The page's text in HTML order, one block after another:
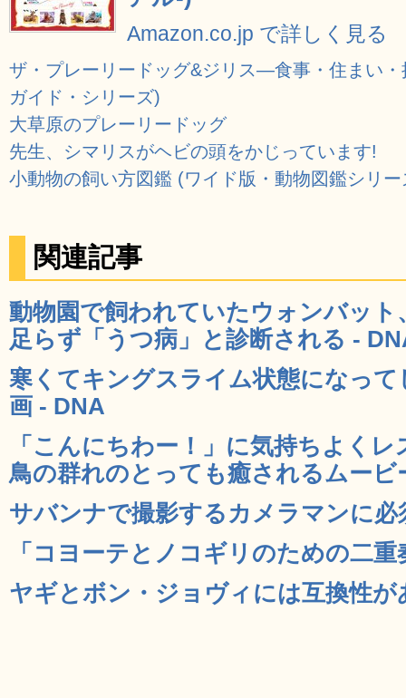
Amazon.co.jp で詳しく見る
ザ・プレーリードッグ&ジリス―食事・住まい
ガイド・シリーズ)
大草原のプレーリードッグ
先生、シマリスがヘビの頭をかじっています!
小動物の飼い方図鑑 (ワイド版・動物図鑑シリー
関連記事
動物園で飼われていたウォンバッ
足らず「うつ病」と診断される -
寒くてキングスライム状態になっ
画 - DNA
「こんにちわー！」に気持ちよく
鳥の群れのとっても癒されるムービ
サバンナで撮影するカメラマンに必
「コヨーテとノコギリのための二
ヤギとボン・ジョヴィには互換性